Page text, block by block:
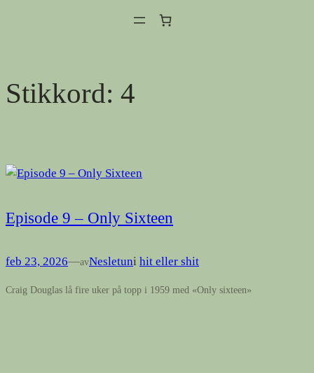
Stikkord: 4
Episode 9 – Only Sixteen
feb 23, 2026—avNesletuni hit eller shit
Craig Douglas lå fire uker på topp i 1959 med «Only sixteen»